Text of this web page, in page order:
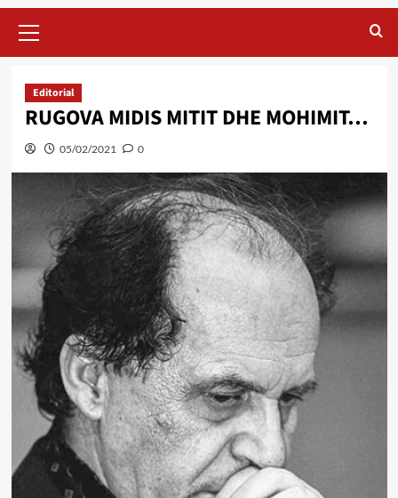
Menu
Editorial
RUGOVA MIDIS MITIT DHE MOHIMIT…
05/02/2021 0